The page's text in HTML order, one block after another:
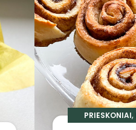
PRIESKONIAI,